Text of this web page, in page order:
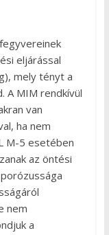
eljárással
mely tényt a
A MIM rendkívül
van
ha nem
M-5 esetében
az öntési
nem
a